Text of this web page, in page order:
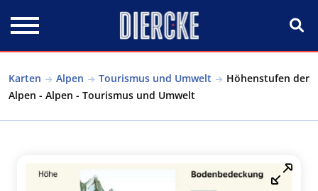
Karten Alpen Tourismus und Umwelt
Höhenstufen der
Alpen - Alpen - Tourismus und Umwelt